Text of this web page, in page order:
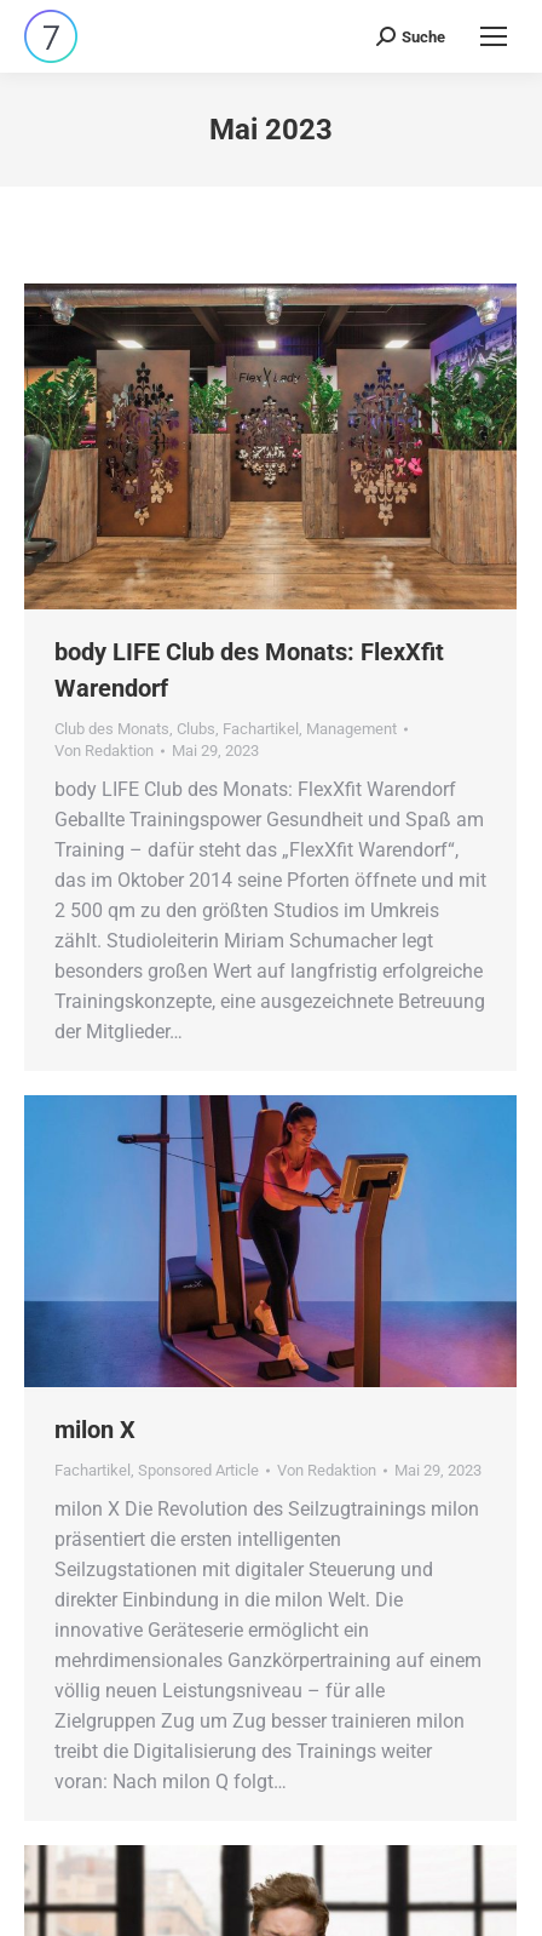
Search:
Suche
Mai 2023
body LIFE Club des Monats: FlexXfit
Warendorf
Club des Monats, Clubs, Fachartikel , Management
Von Redaktion Mai 29, 2023
body LIFE Club des Monats: FlexXfit Warendorf
Geballte Trainingspower Gesundheit und Spaß am
Training – dafür steht das „FlexXfit Warendorf“,
das im Oktober 2014 seine Pforten öffnete und mit
2 500 qm zu den größten Studios im Umkreis
zählt. Studioleiterin Miriam Schumacher legt
besonders großen Wert auf langfristig erfolgreiche
Trainingskonzepte, eine ausgezeichnete Betreuung
der Mitglieder…
milon X
Fachartikel , Sponsored Article Von Redaktion Mai 29, 2023
milon X Die Revolution des Seilzugtrainings milon
präsentiert die ersten intelligenten
Seilzugstationen mit digitaler Steuerung und
direkter Einbindung in die milon Welt. Die
innovative Geräteserie ermöglicht ein
mehrdimensionales Ganzkörpertraining auf einem
völlig neuen Leistungsniveau – für alle
Zielgruppen Zug um Zug besser trainieren milon
treibt die Digitalisierung des Trainings weiter
voran: Nach milon Q folgt…